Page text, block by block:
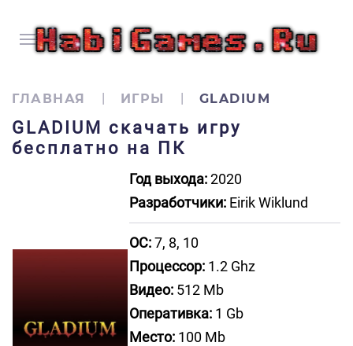
ГЛАВНАЯ ИГРЫ GLADIUM
GLADIUM скачать игру
бесплатно на ПК
Год выхода:2020
Разработчики: Eirik Wiklund
ОС:7, 8, 10
Процессор: 1.2 Ghz
Видео: 512 Mb
Оперативка: 1 Gb
Место: 100 Mb